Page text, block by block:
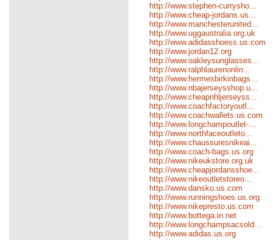
http://www.stephen-currysho...
http://www.cheap-jordans.us...
http://www.manchesterunited...
http://www.uggaustralia.org.uk
http://www.adidasshoess.us.com
http://www.jordan12.org
http://www.oakleysunglasses...
http://www.ralphlaurenonlin...
http://www.hermesbirkinbags...
http://www.nbajerseysshop.u...
http://www.cheapnhljerseyss...
http://www.coachfactoryoutl...
http://www.coachwallets.us.com
http://www.longchampoutlet-...
http://www.northfaceoutleto...
http://www.chaussuresnikeai...
http://www.coach-bags.us.org
http://www.nikeukstore.org.uk
http://www.cheapjordansshoe...
http://www.nikeoutletstoreo...
http://www.dansko.us.com
http://www.runningshoes.us.org
http://www.nikepresto.us.com
http://www.bottega.in.net
http://www.longchampsacsold...
http://www.adidas.us.org